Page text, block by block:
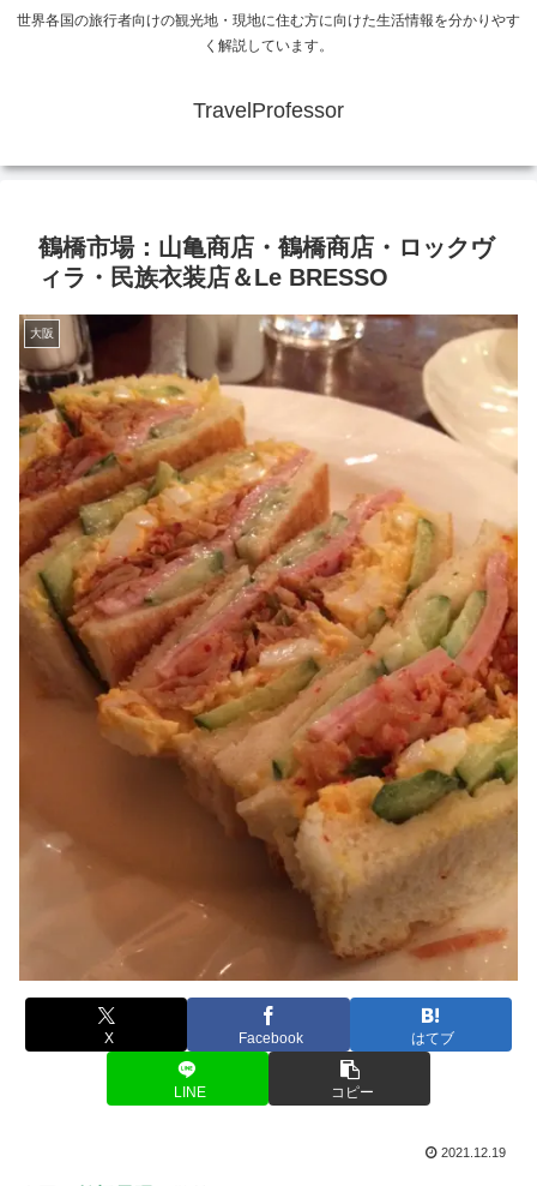
世界各国の旅行者向けの観光地・現地に住む方に向けた生活情報を分かりやす
く解説しています。
TravelProfessor
鶴橋市場：山亀商店・鶴橋商店・ロックヴ
ィラ・民族衣装店＆Le BRESSO
大阪
X Facebook はてブ
LINE コピー
2021.12.19